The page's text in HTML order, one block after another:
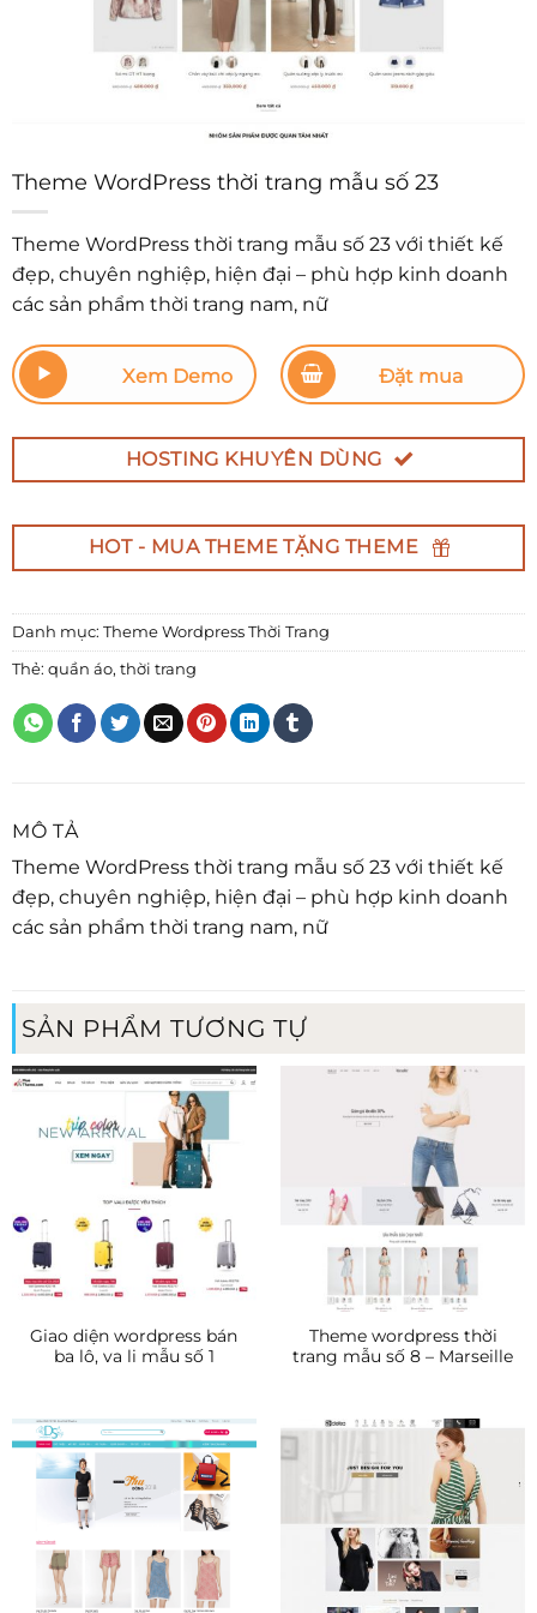
Theme WordPress thời trang mẫu số 23
Theme WordPress thời trang mẫu số 23 với thiết kế
đẹp, chuyên nghiệp, hiện đại – phù hợp kinh doanh
các sản phẩm thời trang nam, nữ
Xem Demo Đặt mua
HOSTING KHUYÊN DÙNG
HOT - MUA THEME TẶNG THEME
Danh mục: Theme Wordpress Thời Trang
Thẻ: quần áo, thời trang
MÔ TẢ
Theme WordPress thời trang mẫu số 23 với thiết kế
đẹp, chuyên nghiệp, hiện đại – phù hợp kinh doanh
các sản phẩm thời trang nam, nữ
SẢN PHẨM TƯƠNG TỰ
Giao diện wordpress bán
ba lô, va li mẫu số 1
Theme wordpress thời
trang mẫu số 8 – Marseille